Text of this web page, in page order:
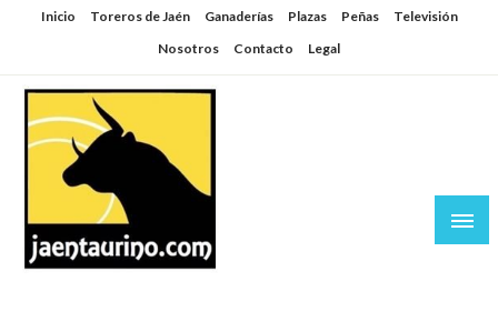
SaltarInicio Toreros de Jaén Ganaderías Plazas Peñas
Televisión
Nosotros
Contacto Legal